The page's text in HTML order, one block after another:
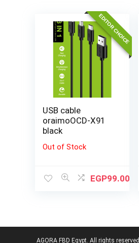
EDITOR CHOICE
USB cable
oraimoOCD-X91
black
Out of Stock
EGP99.00
AGORA FBD Egypt. All rights reserved.